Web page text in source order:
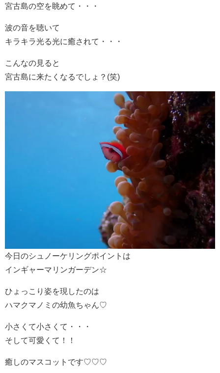
宮古島の空を眺めて・・・
波の音を聴いて
キラキラ光る光に癒されて・・・
こんなの見ると
宮古島に来たくなるでしょ？(笑)
今日のシュノーケリングポイントは
インギャーマリンガーデン☆
ひょっこり姿を現したのは
ハマクマノミの幼魚ちゃん♡
小さくて小さくて・・・
そして可愛くて！！
癒しのマスコットです♡♡♡